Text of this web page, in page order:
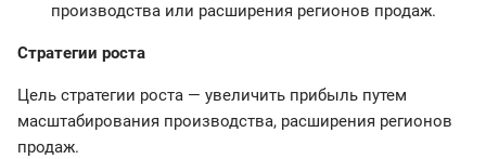
Стратегии роста
Цель стратегии роста — увеличить прибыль путем
масштабирования производства, расширения регионов
продаж.